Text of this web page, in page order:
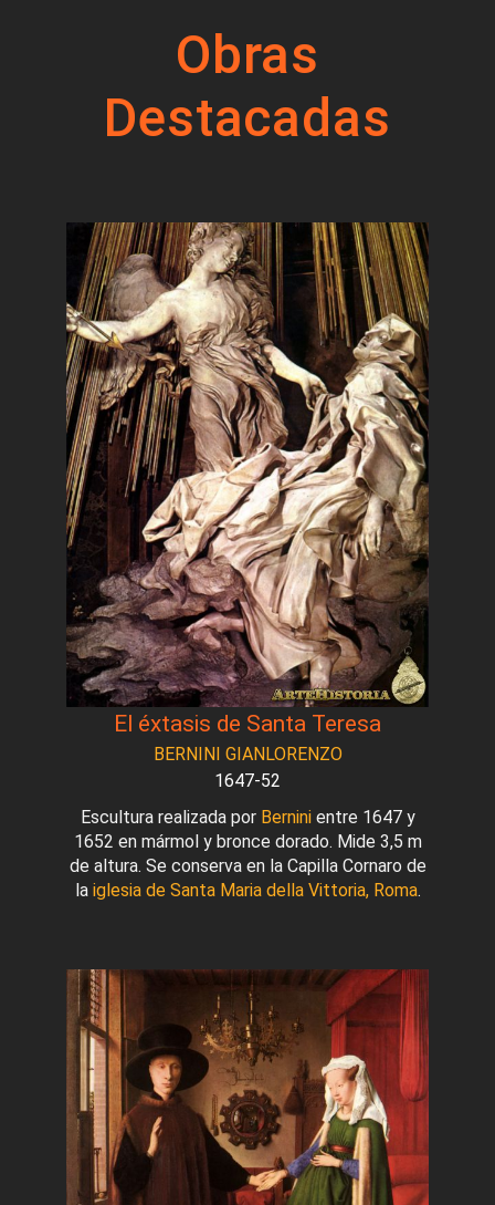
Obras
Destacadas
El éxtasis de Santa Teresa
BERNINI GIANLORENZO
1647-52
Escultura realizada por Berninientre 1647 y
1652 en mármol y bronce dorado. Mide 3,5 m
de altura. Se conserva en la Capilla Cornaro de
la iglesia de Santa Maria della Vittoria, Roma.